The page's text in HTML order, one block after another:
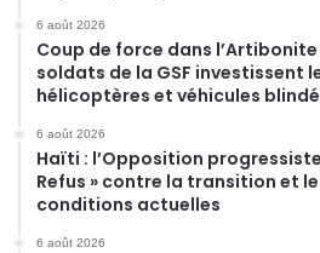
6 août 2026
Coup de force dans
soldats de la GSF investissent
hélicoptères et véhicules
6 août 2026
Haïti : l’Opposition
Refus » contre la transition et
conditions actuelles
6 août 2026